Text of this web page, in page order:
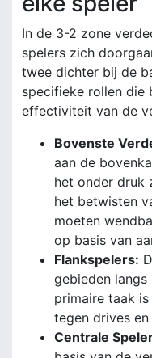
In de 3-2 zone
spelers zich
twee dichter bij de
specifieke rollen die
effectiviteit van de
Bovenste
aan de
het onder druk
het betwisten
moeten
op basis van
Flankspelers:
gebieden langs
primaire taak
tegen drives
Centrale